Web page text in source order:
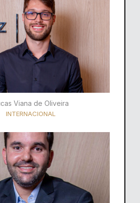
Viana de Oliveira
INTERNACIONAL